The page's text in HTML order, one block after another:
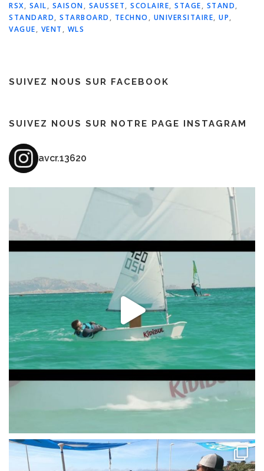
RSX, SAIL, SAISON, SAUSSET, SCOLAIRE, STAGE, STAND,
STANDARD, STARBOARD, TECHNO, UNIVERSITAIRE, UP,
VAGUE, VENT, WLS
SUIVEZ NOUS SUR FACEBOOK
SUIVEZ NOUS SUR NOTRE PAGE INSTAGRAM
avcr.13620